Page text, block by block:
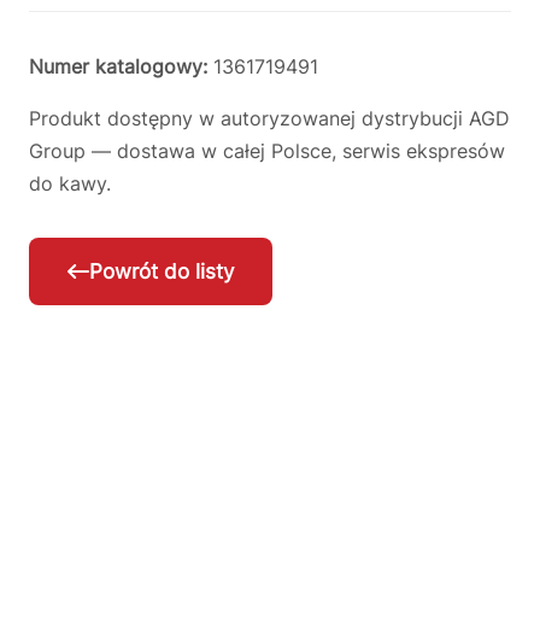
Numer katalogowy: 1361719491
Produkt dostępny w autoryzowanej dystrybucji AGD
Group — dostawa w całej Polsce, serwis ekspresów
do kawy.
Powrót do listy